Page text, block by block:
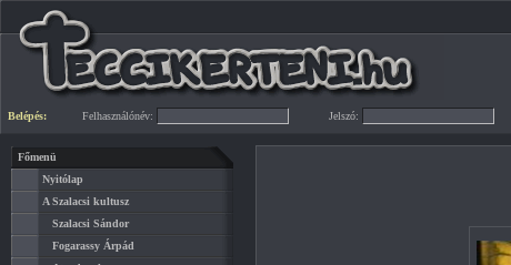
Belépés: Felhasználónév: Jelszó:
Főmenü
Nyitólap
A Szalacsi kultusz
Szalacsi Sándor
Fogarassy Árpád